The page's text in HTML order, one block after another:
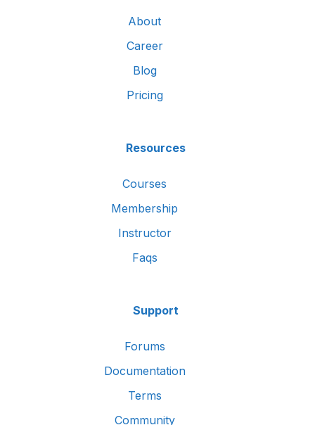
About
Career
Blog
Pricing
Resources
Courses
Membership
Instructor
Faqs
Support
Forums
Documentation
Terms
Community